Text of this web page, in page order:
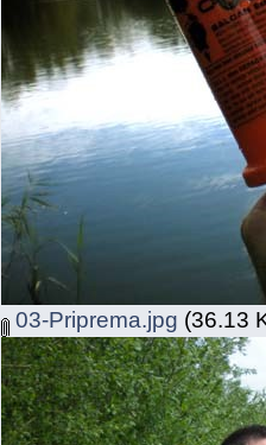
03-Priprema.jpg (36.13